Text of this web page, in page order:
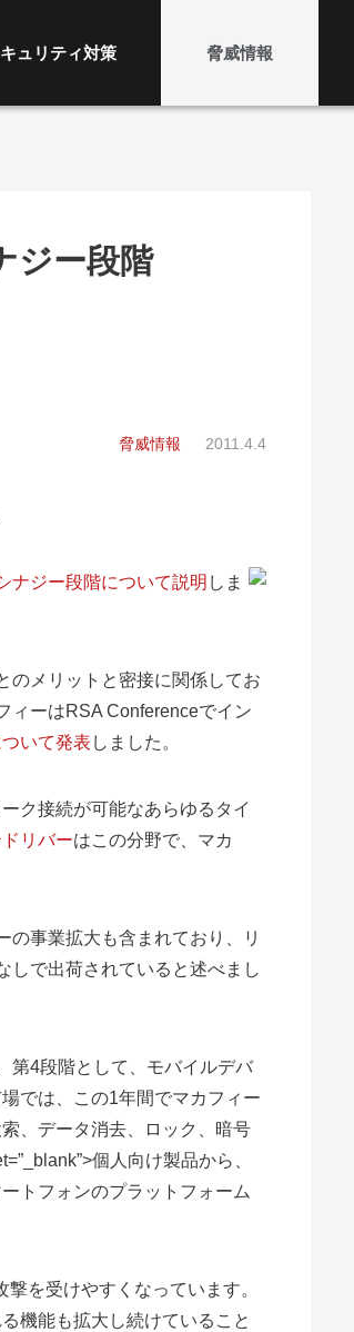
ュリティ対策 脅威情報
ジー段階
脅威情報 2011.4.4
ナジー段階について説明 しま
のメリットと密接に関係してお
ィーはRSA Conferenceでイン
いて発表 しました。
ク接続が可能なあらゆるタイ
リバーはこの分野で、マカ
の事業拡大も含まれており、リ
しで出荷されていると述べまし
第4段階として、モバイルデバ
では、この1年間でマカフィー
、データ消去、ロック、暗号
個人向け製品から、
トフォンのプラットフォーム
を受けやすくなっています。
機能も拡大し続けていること